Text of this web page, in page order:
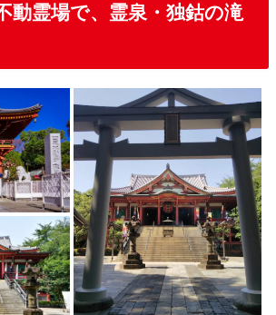
動霊場で、霊泉・独鈷の滝